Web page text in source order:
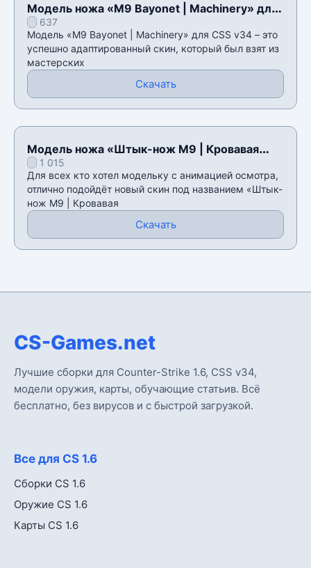
Модель ножа «M9 Bayonet | Machinery» для
CSS v34
637
Модель «M9 Bayonet | Machinery» для CSS v34 – это
успешно адаптированный скин, который был взят из
мастерских
Скачать
Модель ножа «Штык-нож M9 | Кровавая
паутина» для CSS v34
1 015
Для всех кто хотел модельку с анимацией осмотра,
отлично подойдёт новый скин под названием «Штык-
нож M9 | Кровавая
Скачать
CS-Games.net
Лучшие сборки для Counter-Strike 1.6, CSS v34,
модели оружия, карты, обучающие статьив. Всё
бесплатно, без вирусов и с быстрой загрузкой.
Все для CS 1.6
Сборки CS 1.6
Оружие CS 1.6
Карты CS 1.6